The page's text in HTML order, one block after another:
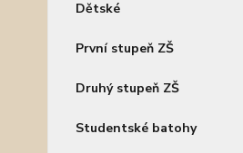
Dětské
První stupeň ZŠ
Druhý stupeň ZŠ
Studentské batohy